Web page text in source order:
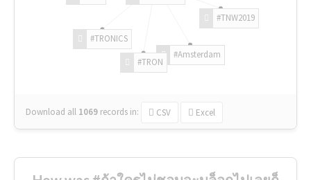
#TNW2019
#Amsterdam
#TRON
#TRONICS
Download all 1069 records in: CSV Excel